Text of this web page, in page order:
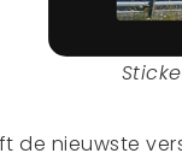
de nieuwste